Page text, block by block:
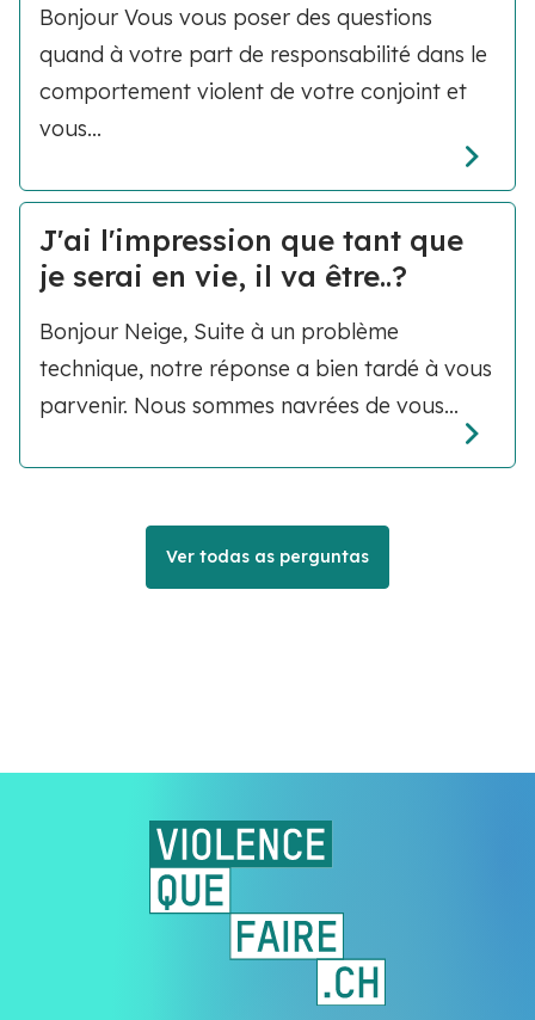
Bonjour Vous vous poser des questions
quand à votre part de responsabilité dans le
comportement violent de votre conjoint et
vous...
J'ai l'impression que tant que
je serai en vie, il va être..?
Bonjour Neige, Suite à un problème
technique, notre réponse a bien tardé à vous
parvenir. Nous sommes navrées de vous...
Ver todas as perguntas